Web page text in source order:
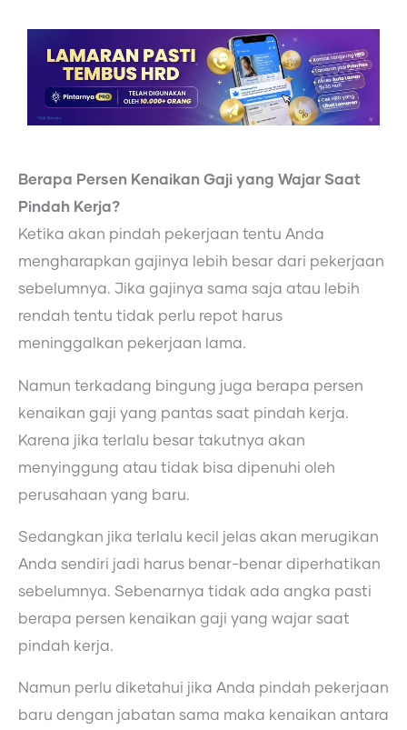
Berapa Persen Kenaikan Gaji yang Wajar Saat
Pindah Kerja?
Ketika akan pindah pekerjaan tentu Anda
mengharapkan gajinya lebih besar dari pekerjaan
sebelumnya. Jika gajinya sama saja atau lebih
rendah tentu tidak perlu repot harus
meninggalkan pekerjaan lama.
Namun terkadang bingung juga berapa persen
kenaikan gaji yang pantas saat pindah kerja.
Karena jika terlalu besar takutnya akan
menyinggung atau tidak bisa dipenuhi oleh
perusahaan yang baru.
Sedangkan jika terlalu kecil jelas akan merugikan
Anda sendiri jadi harus benar-benar diperhatikan
sebelumnya. Sebenarnya tidak ada angka pasti
berapa persen kenaikan gaji yang wajar saat
pindah kerja.
Namun perlu diketahui jika Anda pindah pekerjaan
baru dengan jabatan sama maka kenaikan antara